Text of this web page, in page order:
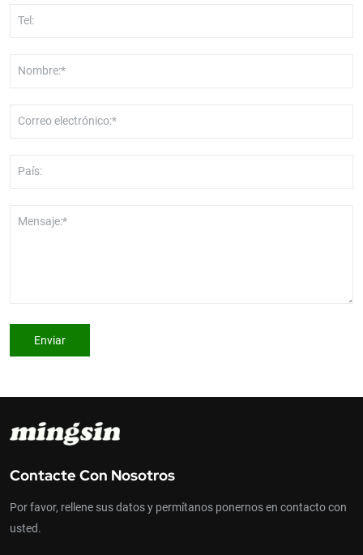
Tel:
Nombre:*
Correo electrónico:*
País:
Mensaje:*
Enviar
Contacte Con Nosotros
Por favor, rellene sus datos y permítanos ponernos en contacto con
usted.